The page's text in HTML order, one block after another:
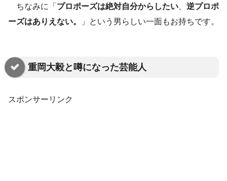
ちなみに「 プロポーズは絶対自分からしたい
逆プロポ
ーズはありえない。
」という男らしい一面もお持ちです。
重岡大毅と噂になった芸能人
スポンサーリンク